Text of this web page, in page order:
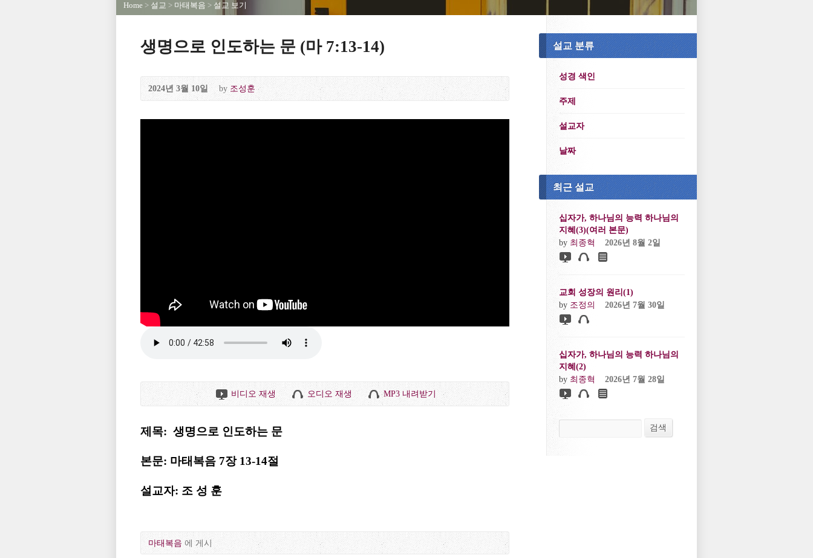
Home > 설교 > 마태복음 > 설교 보기
생명으로 인도하는 문 (마 7:13-14)
2024년 3월 10일 by 조성훈
비디오 재생 오디오 재생 MP3 내려받기
제목: 생명으로 인도하는 문
본문: 마태복음 7장 13-14절
설교자: 조 성 훈
마태복음 에 게시
설교 분류
성경 색인
주제
설교자
날짜
최근 설교
십자가, 하나님의 능력 하나님의
지혜(3)(여러 본문)
by 최종혁 2026년 8월 2일
교회 성장의 원리(1)
by 조정의 2026년 7월 30일
십자가, 하나님의 능력 하나님의
지혜(2)
by 최종혁 2026년 7월 28일
검색